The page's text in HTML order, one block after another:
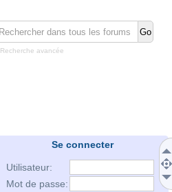
Recherche avancée
Se connecter
Utilisateur:
Mot de passe: